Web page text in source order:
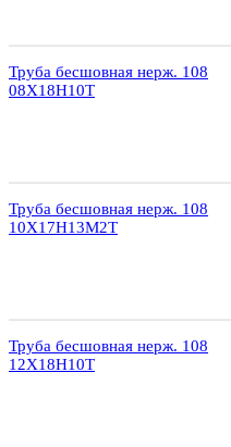
Труба бесшовная нерж. 108
08Х18Н10Т
Труба бесшовная нерж. 108
10Х17Н13М2Т
Труба бесшовная нерж. 108
12Х18Н10Т